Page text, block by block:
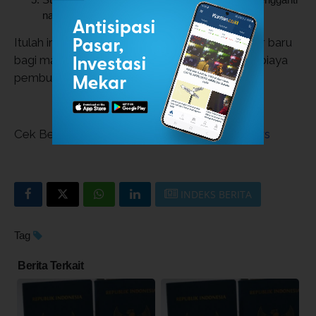
nama) dari pejabat yang berwenang
Itulah informasi terkait syarat membuat paspor baru
bagi masyarakat, macam-macam paspor dan biaya
pembuatan paspor.
Cek Berita dan Artikel yang lain diGoogle News
INDEKS BERITA
Tag
Berita Terkait